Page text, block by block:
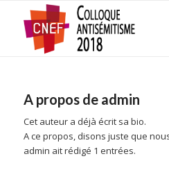
A propos de admin
Cet auteur a déjà écrit sa bio.
A ce propos, disons juste que
admin ait rédigé 1 entrées.